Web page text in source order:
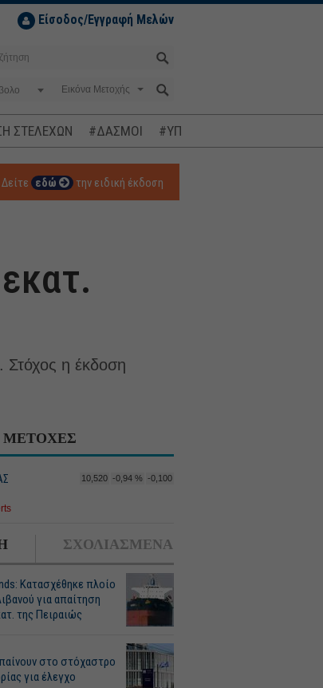
Είσοδος/Εγγραφή Μελών
ΣΤΕΛΕΧΩΝ #ΔΑΣΜΟΙ #ΥΠΟΚΛΟΠΕΣ
Δείτε εδώ την ειδική έκδοση
Στόχος η έκδοση
ΜΕΤΟΧΕΣ
10,520 -0,94 % -0,100
ΣΧΟΛΙΑΣΜΕΝΑ
Κατασχέθηκε πλοίο
για απαίτηση
της Πειραιώς
στο στόχαστρο
για έλεγχο